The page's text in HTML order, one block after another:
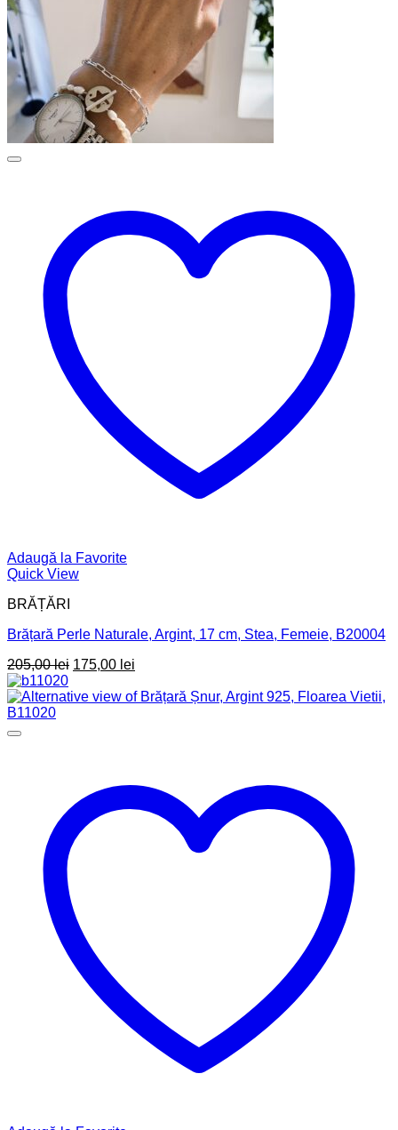
Adaugă la Favorite
Quick View
BRĂȚĂRI
Brățară Perle Naturale, Argint, 17 cm, Stea, Femeie, B20004
205,00lei Prețul
a
175,00 lei
este: